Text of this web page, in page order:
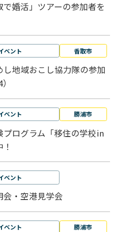
で婚活」ツアーの参加者を
ベント 香取市
し地域おこし協力隊の参加
ベント 勝浦市
ログラム「移住の学校in
ベント
・空港見学会
ベント
勝浦市